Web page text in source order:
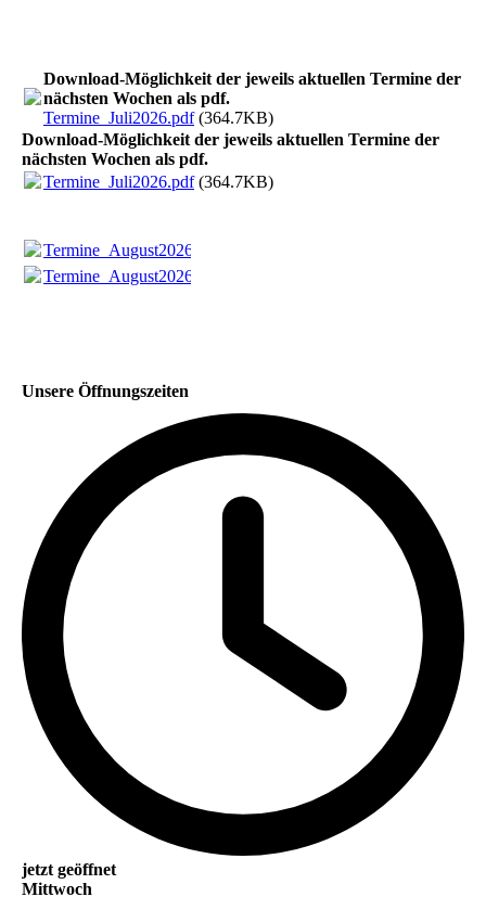
Download-Möglichkeit der jeweils aktuellen Termine der
nächsten Wochen als pdf.
Termine_Juli2026.pdf(364.7KB)
Download-Möglichkeit der jeweils aktuellen Termine der
nächsten Wochen als pdf.
Termine_Juli2026.pdf(364.7KB)
Termine_August2026.pdf
Termine_August2026.pdf
Unsere Öffnungszeiten
jetzt geöffnet
Mittwoch